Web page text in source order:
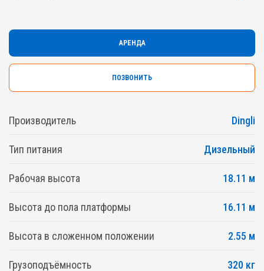
АРЕНДА
ПОЗВОНИТЬ
Производитель Dingli
Тип питания Дизельный
Рабочая высота 18.11 м
Высота до пола платформы 16.11 м
Высота в сложенном положении 2.55 м
Грузоподъёмность 320 кг